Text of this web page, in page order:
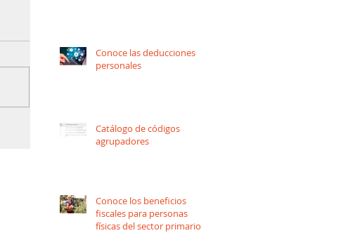
Conoce las deducciones
personales
Catálogo de códigos
agrupadores
Conoce los beneficios
fiscales para personas
físicas del sector primario